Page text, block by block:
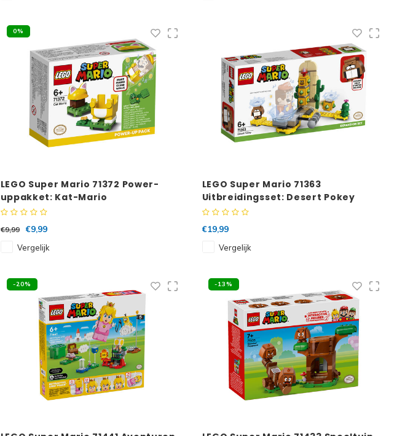
0%
LEGO Super Mario 71372 Power-
uppakket: Kat-Mario
€9,99
€9,99
Vergelijk
LEGO Super Mario 71363
Uitbreidingsset: Desert Pokey
€19,99
Vergelijk
-20% -13%